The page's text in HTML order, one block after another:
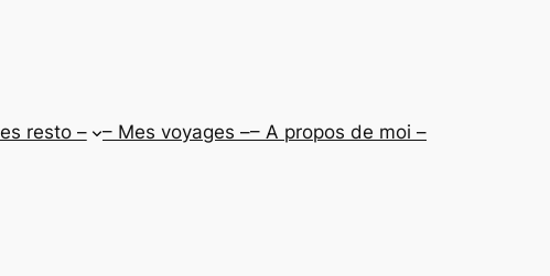
resto – – Mes voyages –– A propos de moi –